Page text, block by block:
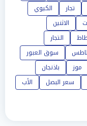
تجار
الكيوي
الاثنين
التجار
سوق العبور
موز
باذنجان
سعر البصل
الأب